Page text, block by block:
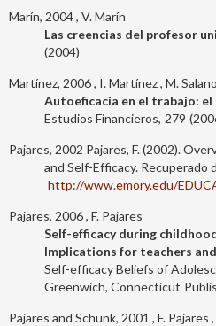
Marín, 2004 V. Marín
Las creencias del profesor
2004
Martínez, 2006 I. Martínez M.
Autoeficacia en el trabajo:
Estudios Financieros 279
Pajares, 2002 Pajares, F. (2002).
and Self-Efficacy. Recuperado
http://www.emory.edu/
Pajares, 2006 F. Pajares
Self-efficacy during
Implications for teachers
Self-efficacy Beliefs of
Greenwich, Connecticut
Pajares and Schunk, 2001 F. Pajares